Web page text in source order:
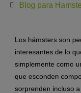
Blog para
Los hámsters son
interesantes de lo
simplemente como
que esconden
sorprenden incluso